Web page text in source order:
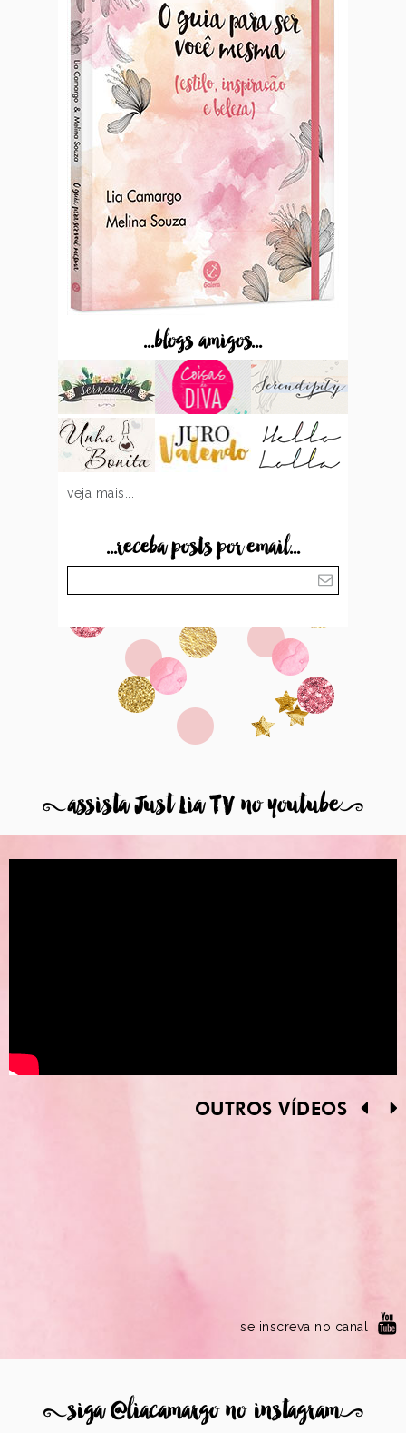
...blogs amigos...
veja mais...
...receba posts por email...
8assista Just Lia TV no youtube9
OUTROS VÍDEOS
se inscreva no canal
8siga @liacamargo no instagram9